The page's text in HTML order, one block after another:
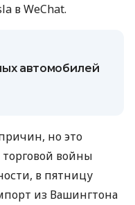
в WeChat.
автомобилей
но это
войны
в пятницу
из Вашингтона